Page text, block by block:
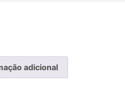
adicional